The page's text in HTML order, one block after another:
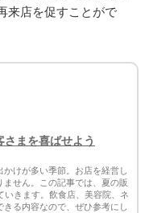
来店を促すことがで
まを喜ばせよう
けが多い季節。お店を経営し
せん。この記事では、夏の販
いきます。飲食店、美容院、ネ
る内容なので、ぜひ参考にし